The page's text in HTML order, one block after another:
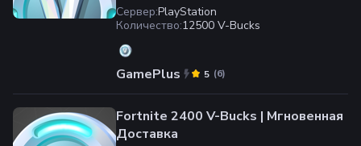
Сервер:PlayStation
Количество:12500 V-Bucks
GamePlus (6)
5
Fortnite 2400 V-Bucks | Мгновенная
Доставка